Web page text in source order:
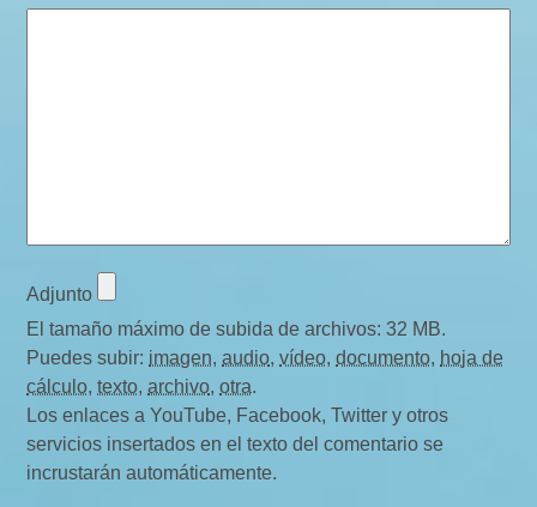
Adjunto
El tamaño máximo de subida de archivos: 32 MB.
Puedes subir: imagen,audio,vídeo,documento, hoja de
cálculo,texto,archivo,otra.
Los enlaces a YouTube, Facebook, Twitter y otros
servicios insertados en el texto del comentario se
incrustarán automáticamente.